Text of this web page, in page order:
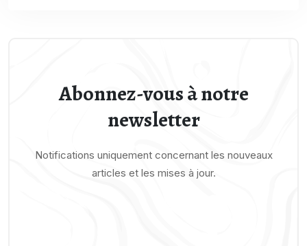
Abonnez-vous à notre
newsletter
Notifications uniquement concernant les nouveaux
articles et les mises à jour.